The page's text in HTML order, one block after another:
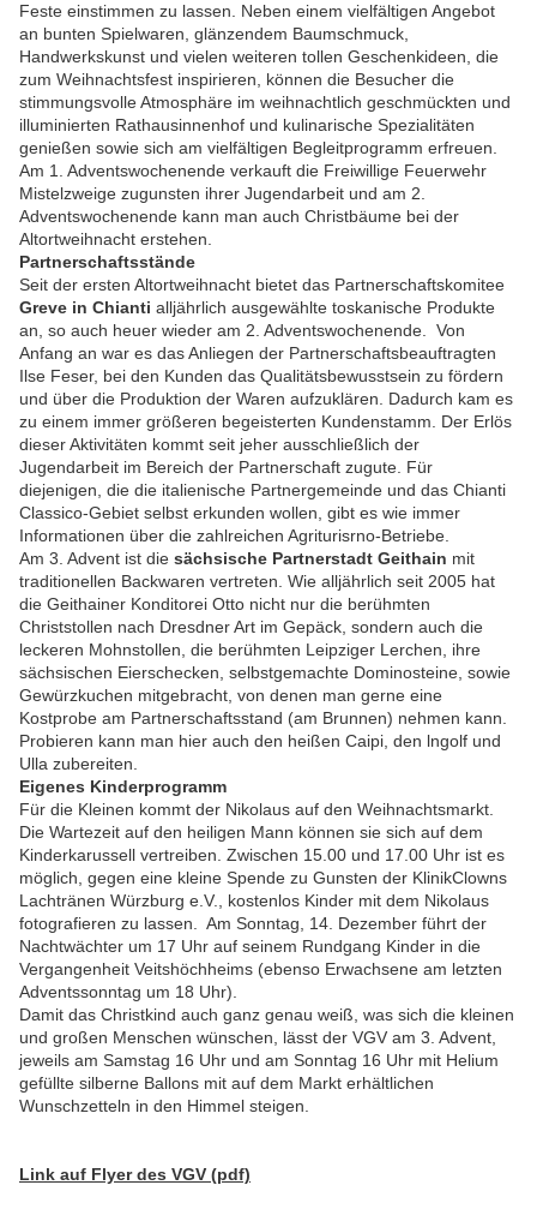
Feste einstimmen zu lassen. Neben einem vielfältigen Angebot
an bunten Spielwaren, glänzendem Baumschmuck,
Handwerkskunst und vielen weiteren tollen Geschenkideen, die
zum Weihnachtsfest inspirieren, können die Besucher die
stimmungsvolle Atmosphäre im weihnachtlich geschmückten und
illuminierten Rathausinnenhof und kulinarische Spezialitäten
genießen sowie sich am vielfältigen Begleitprogramm erfreuen.
Am 1. Adventswochenende verkauft die Freiwillige Feuerwehr
Mistelzweige zugunsten ihrer Jugendarbeit und am 2.
Adventswochenende kann man auch Christbäume bei der
Altortweihnacht erstehen.
Partnerschaftsstände
Seit der ersten Altortweihnacht bietet das Partnerschaftskomitee
Greve in Chianti alljährlich ausgewählte toskanische Produkte
an, so auch heuer wieder am 2. Adventswochenende. Von
Anfang an war es das Anliegen der Partnerschaftsbeauftragten
Ilse Feser, bei den Kunden das Qualitätsbewusstsein zu fördern
und über die Produktion der Waren aufzuklären. Dadurch kam es
zu einem immer größeren begeisterten Kundenstamm. Der Erlös
dieser Aktivitäten kommt seit jeher ausschließlich der
Jugendarbeit im Bereich der Partnerschaft zugute. Für
diejenigen, die die italienische Partnergemeinde und das Chianti
Classico-Gebiet selbst erkunden wollen, gibt es wie immer
Informationen über die zahlreichen Agriturisrno-Betriebe.
Am 3. Advent ist die sächsische Partnerstadt Geithain mit
traditionellen Backwaren vertreten. Wie alljährlich seit 2005 hat
die Geithainer Konditorei Otto nicht nur die berühmten
Christstollen nach Dresdner Art im Gepäck, sondern auch die
leckeren Mohnstollen, die berühmten Leipziger Lerchen, ihre
sächsischen Eierschecken, selbstgemachte Dominosteine, sowie
Gewürzkuchen mitgebracht, von denen man gerne eine
Kostprobe am Partnerschaftsstand (am Brunnen) nehmen kann.
Probieren kann man hier auch den heißen Caipi, den lngolf und
Ulla zubereiten.
Eigenes Kinderprogramm
Für die Kleinen kommt der Nikolaus auf den Weihnachtsmarkt.
Die Wartezeit auf den heiligen Mann können sie sich auf dem
Kinderkarussell vertreiben. Zwischen 15.00 und 17.00 Uhr ist es
möglich, gegen eine kleine Spende zu Gunsten der KlinikClowns
Lachtränen Würzburg e.V., kostenlos Kinder mit dem Nikolaus
fotografieren zu lassen. Am Sonntag, 14. Dezember führt der
Nachtwächter um 17 Uhr auf seinem Rundgang Kinder in die
Vergangenheit Veitshöchheims (ebenso Erwachsene am letzten
Adventssonntag um 18 Uhr).
Damit das Christkind auch ganz genau weiß, was sich die kleinen
und großen Menschen wünschen, lässt der VGV am 3. Advent,
jeweils am Samstag 16 Uhr und am Sonntag 16 Uhr mit Helium
gefüllte silberne Ballons mit auf dem Markt erhältlichen
Wunschzetteln in den Himmel steigen.
Link auf Flyer des VGV (pdf)